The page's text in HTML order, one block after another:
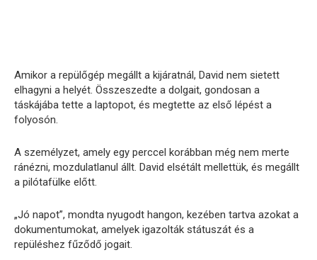
Amikor a repülőgép megállt a kijáratnál, David nem sietett
elhagyni a helyét. Összeszedte a dolgait, gondosan a
táskájába tette a laptopot, és megtette az első lépést a
folyosón.
A személyzet, amely egy perccel korábban még nem merte
ránézni, mozdulatlanul állt. David elsétált mellettük, és megállt
a pilótafülke előtt.
„Jó napot”, mondta nyugodt hangon, kezében tartva azokat a
dokumentumokat, amelyek igazolták státuszát és a
repüléshez fűződő jogait.